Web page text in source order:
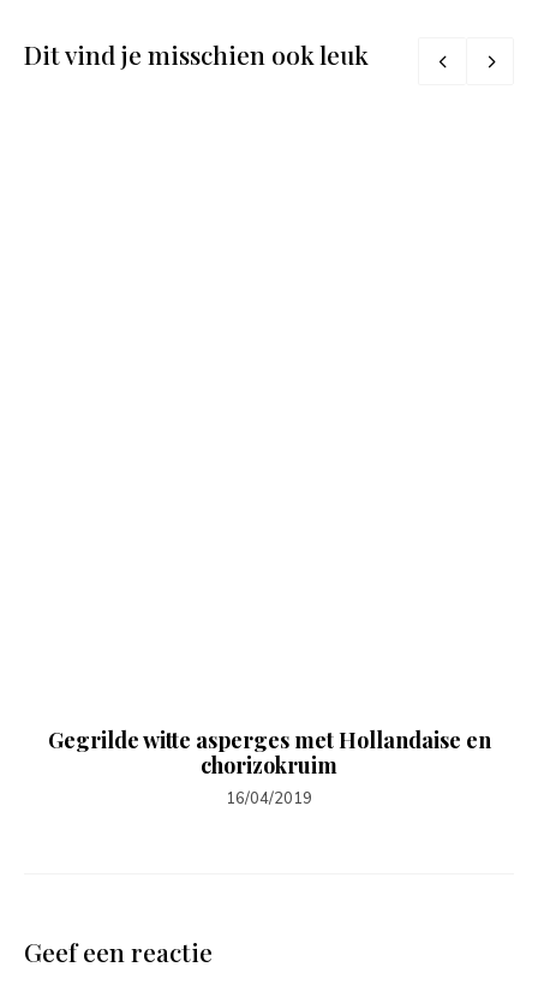
Dit vind je misschien ook leuk
Gegrilde witte asperges met Hollandaise en
chorizokruim
16/04/2019
Geef een reactie